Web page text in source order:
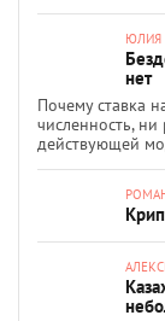
ЮЛИЯ
нет
Почему ставка
численность,
действующей